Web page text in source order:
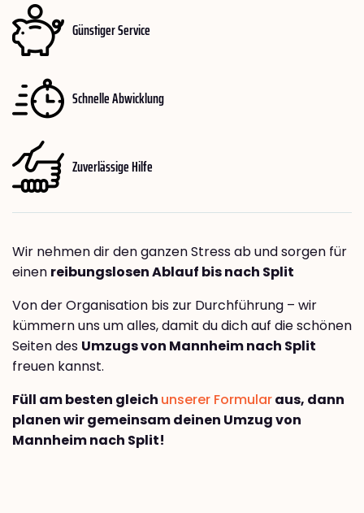
Günstiger Service
Schnelle Abwicklung
Zuverlässige Hilfe
Wir nehmen dir den ganzen Stress ab und sorgen für
einen reibungslosen Ablauf bis nach Split
Von der Organisation bis zur Durchführung – wir
kümmern uns um alles, damit du dich auf die schönen
Seiten des Umzugs von Mannheim nach Split
freuen kannst.
Füll am besten gleich unserer Formularaus, dann
planen wir gemeinsam deinen Umzug von
Mannheim nach Split!